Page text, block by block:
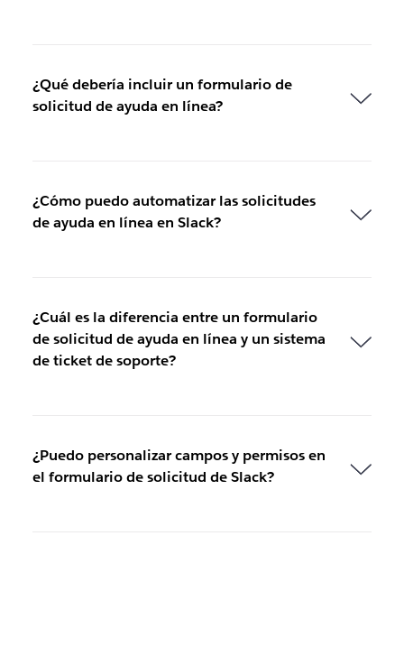
¿Qué debería incluir un formulario de
solicitud de ayuda en línea?
¿Cómo puedo automatizar las solicitudes
de ayuda en línea en Slack?
¿Cuál es la diferencia entre un formulario
de solicitud de ayuda en línea y un sistema
de ticket de soporte?
¿Puedo personalizar campos y permisos en
el formulario de solicitud de Slack?